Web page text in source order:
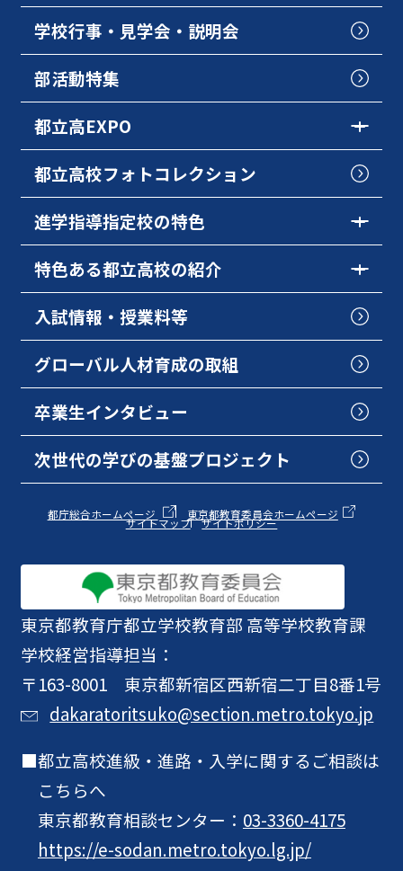
東京都教育庁都立学校教育部 高等学校教育課
学校経営指導担当：
〒163-8001 東京都新宿区西新宿二丁目8番1号
dakaratoritsuko@section.metro.tokyo.jp
都立高校進級・進路・入学に関するご相談は
こちらへ
東京都教育相談センター： 03-3360-4175
https://e-sodan.metro.tokyo.lg.jp/
学校行事・見学会・説明会
部活動特集
都立高EXPO
都立高校フォトコレクション
進学指導指定校の特色
特色ある都立高校の紹介
入試情報・授業料等
グローバル人材育成の取組
卒業生インタビュー
次世代の学びの基盤プロジェクト
都庁総合ホームページ 東京都教育委員会ホームページ
サイトマップ サイトポリシー